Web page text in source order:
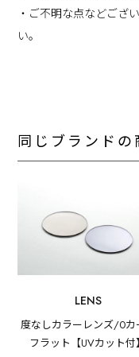
・ご不明な点などござ
い。
同じブランドの
LENS
度なしカラーレンズ/0カ
フラット【UVカット付】